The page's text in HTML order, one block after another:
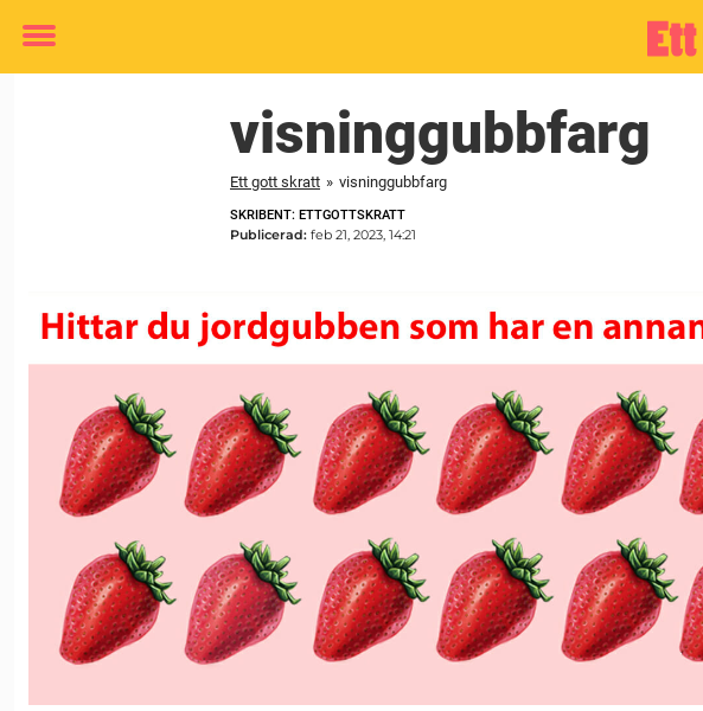
Toggle
visninggubbfarg
Ett gott skratt » visninggubbfarg
SKRIBENT: ETTGOTTSKRATT
Publicerad: feb 21, 2023, 14:21